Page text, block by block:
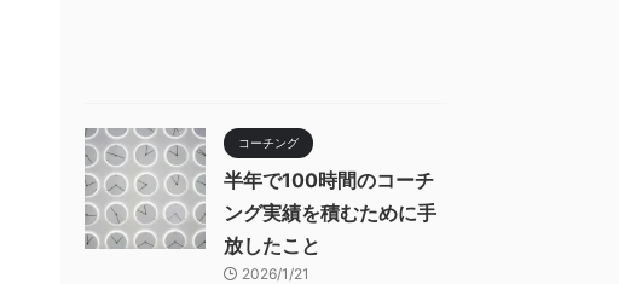
コーチング
半年で100時間のコーチ
ング実績を積むために手
放したこと
2026/1/21